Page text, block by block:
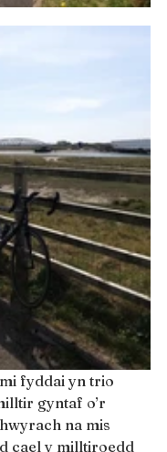
fyddai yn trio
gyntaf o’r
na mis
cael y milltiroedd